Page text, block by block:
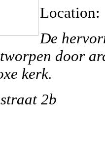
Location:
De
door
kerk.
2b